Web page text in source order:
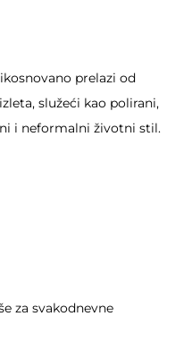
prelazi od
služeći kao polirani,
i neformalni životni stil.
za svakodnevne